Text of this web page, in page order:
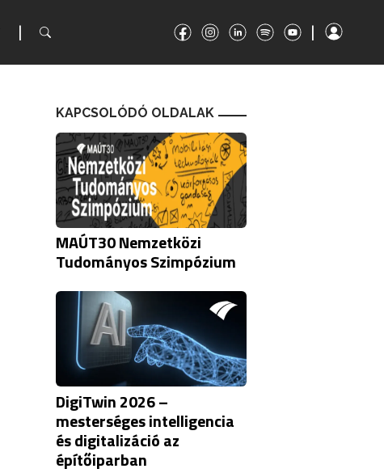
| |
KAPCSOLÓDÓ OLDALAK
MAÚT30 Nemzetközi
Tudományos Szimpózium
DigiTwin 2026 –
mesterséges intelligencia
és digitalizáció az
építőiparban